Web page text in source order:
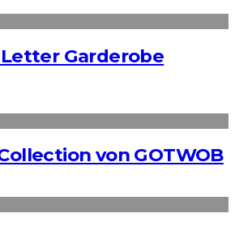
Garderobe
von GOTWOB